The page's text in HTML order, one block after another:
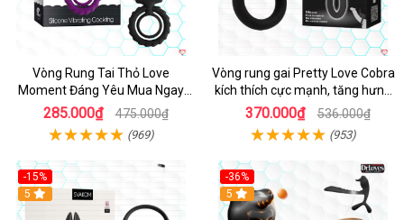
Vòng Rung Tai Thỏ Love
Moment Đáng Yêu Mua Ngay
Giá Tốt
285.000₫ 475.000₫
(969)
Vòng rung gai Pretty Love Cobra
kích thích cực mạnh, tăng hưng
phấn
370.000₫ 536.000₫
(953)
-15%
Hot
5
-36%
Hot
5